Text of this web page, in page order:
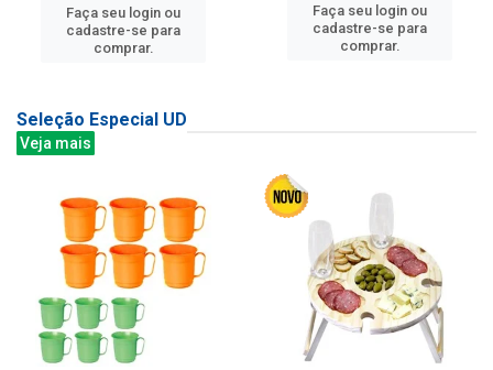
Faça seu login ou
cadastre-se para
comprar.
Faça seu login ou
cadastre-se para
comprar.
Seleção Especial UD
Veja mais